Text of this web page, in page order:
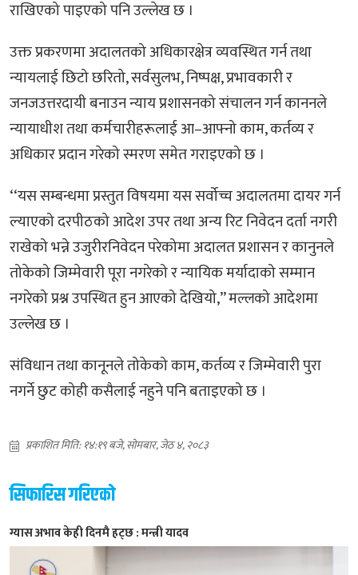
राखिएको पाइएको पनि उल्लेख छ ।
उक्त प्रकरणमा अदालतको अधिकारक्षेत्र व्यवस्थित गर्न तथा
न्यायलाई छिटो छरितो, सर्वसुलभ, निष्पक्ष, प्रभावकारी र
जनजउत्तरदायी बनाउन न्याय प्रशासनको संचालन गर्न काननले
न्यायाधीश तथा कर्मचारीहरूलाई आ–आफ्नो काम, कर्तव्य र
अधिकार प्रदान गरेको स्मरण समेत गराइएको छ ।
‘‘यस सम्बन्धमा प्रस्तुत विषयमा यस सर्वोच्च अदालतमा दायर गर्न
ल्याएको दरपीठको आदेश उपर तथा अन्य रिट निवेदन दर्ता नगरी
राखेको भन्ने उजुरीरनिवेदन परेकोमा अदालत प्रशासन र कानुनले
तोकेको जिम्मेवारी पूरा नगरेको र न्यायिक मर्यादाको सम्मान
नगरेको प्रश्न उपस्थित हुन आएको देखियो,’’ मल्लको आदेशमा
उल्लेख छ ।
संविधान तथा कानूनले तोकेको काम, कर्तव्य र जिम्मेवारी पुरा
नगर्ने छुट कोही कसैलाई नहुने पनि बताइएको छ ।
प्रकाशित मिति: १४:१९ बजे, सोमबार, जेठ ४, २०८३
सिफारिस गरिएको
ग्यास अभाव केही दिनमै हट्छ : मन्त्री यादव